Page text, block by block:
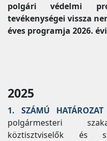
polgári védelmi
tevékenységei vissza
éves programja 2026.
2025
1. SZÁMÚ HATÁROZAT
polgármesteri
köztisztviselők és